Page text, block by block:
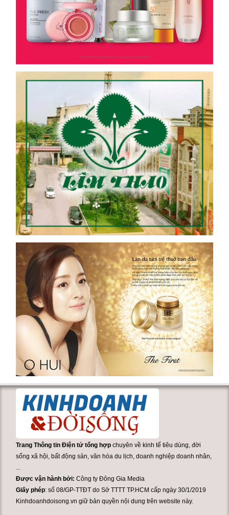
Trang Thông tin Điện tử tổng hợp chuyên về kinh tế tiêu dùng, đời
sống xã hội, bất động sản, văn hóa du lịch, doanh nghiệp doanh nhân,
...
Được vận hành bởi:Công ty Đông Gia Media
Giấy phép: số 08/GP-TTĐT do Sở TTTT TP.HCM cấp ngày 30/1/2019
Kinhdoanhdoisong.vn giữ bản quyền nội dung trên website này.